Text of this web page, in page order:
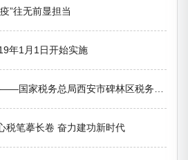
”往无前显担当
年1月1日开始实施
局西安市碑林区税务局 做好便民办税春风行动调研工作
笔摹长卷 奋力建功新时代